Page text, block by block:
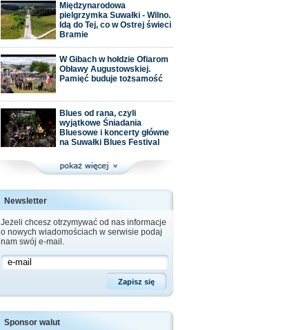
Międzynarodowa
pielgrzymka Suwałki - Wilno.
Idą do Tej, co w Ostrej świeci
Bramie
W Gibach w hołdzie Ofiarom
Obławy Augustowskiej.
Pamięć buduje tożsamość
Blues od rana, czyli
wyjątkowe Śniadania
Bluesowe i koncerty główne
na Suwałki Blues Festival
Newsletter
Jeżeli chcesz otrzymywać od nas informacje
o nowych wiadomościach w serwisie podaj
nam swój e-mail.
Sponsor walut